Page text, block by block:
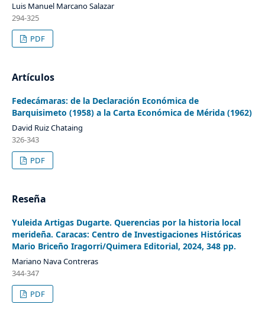
Luis Manuel Marcano Salazar
294-325
PDF
Artículos
Fedecámaras: de la Declaración Económica de
Barquisimeto (1958) a la Carta Económica de Mérida (1962)
David Ruiz Chataing
326-343
PDF
Reseña
Yuleida Artigas Dugarte. Querencias por la historia local
merideña. Caracas: Centro de Investigaciones Históricas
Mario Briceño Iragorri/Quimera Editorial, 2024, 348 pp.
Mariano Nava Contreras
344-347
PDF